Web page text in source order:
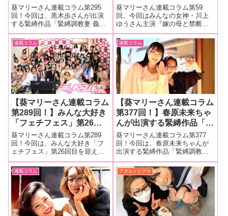
教妻 義父との同居を余儀
なくされた妻の運命… 一
つ屋根の下で犯●れ躾けら
れる家庭内調教 黒木歩」
の撮影現場をレポート！
葵マリーさん連載コラム第295
回！今回は、黒木歩さんが出演
する緊縛作品「緊縛調教妻 義父
との同居を余儀なくされた妻の
運命… 一つ屋根の下で犯●れ躾
けられる家庭内調教 黒木歩」の
撮影現場をレポート！■マリーさ
んの今までの連載はこちら 「緊
縛調
主演『嫁の母と禁断性交
其の拾九 妻よりもお義母
さんの方がいいよ… 川上
ゆう』の現場を大量画像で
レポート！
葵マリーさん連載コラム第59
回。今回はみんなの女神・川上
ゆうさん主演『嫁の母と禁断性
交 其の拾九 妻よりもお義母さん
の方がいいよ… 川上ゆう』（グ
ローバル・メディア）の現場を
大量画像でレポート！■マリーさ
んの今までの連載はこちら川上
ゆうさん
連載コラム
【葵マリーさん連載コラム
第289回！】みんな大好き
「フェチフェス」第26回
目を迎えて大いに盛り上が
る会場の様子ををレポー
ト！
葵マリーさん連載コラム第289
回！今回は、みんな大好き「フ
ェチフェス」第26回目を迎えて
大いに盛り上がる会場の様子を
をレポート！■マリーさんの今ま
での連載はこちら フェチフェス
26みんな大好きフェチフェスが
第26回目を開催しました！なん
かス
連載コラム
【葵マリーさん連載コラム
第377回！】春原未来ちゃ
んが出演する緊縛作品「緊
縛調教妻 遺産目的で裕福
な家に嫁いだ妻が知った異
常快楽。夫よりも義父の縄
に溺れていく厳しい調教の
日々… 」の現場をレポー
ト！
葵マリーさん連載コラム第377
回！今回は、春原未来ちゃんが
出演する緊縛作品「緊縛調教妻
遺産目的で裕福な家に嫁いだ妻
が知った異常快楽。夫よりも義
父の縄に溺れていく厳しい調教
の日々… 」の現場をレポート！
■マリーさんの今までの連載はこ
ちら お
連載コラム アダルトビデオ